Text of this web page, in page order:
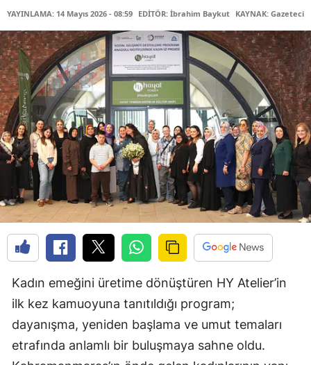
YAYINLAMA: 14 Mayıs 2026 - 08:59 EDİTÖR: İbrahim Baykut KAYNAK: Gazetecin
Kadın emeğini üretime dönüştüren HY Atelier’in
ilk kez kamuoyuna tanıtıldığı program;
dayanışma, yeniden başlama ve umut temaları
etrafında anlamlı bir buluşmaya sahne oldu.